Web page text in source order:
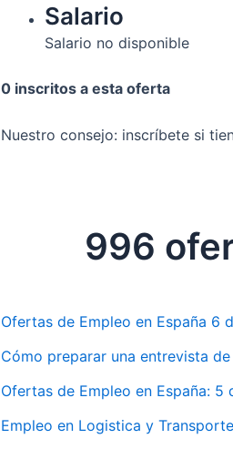
Salario
Salario no disponible
0 inscritos a esta oferta
Nuestro consejo: inscríbete si
996
Ofertas de Empleo en España 6
Cómo preparar una entrevista
Ofertas de Empleo en España:
Empleo en Logistica y